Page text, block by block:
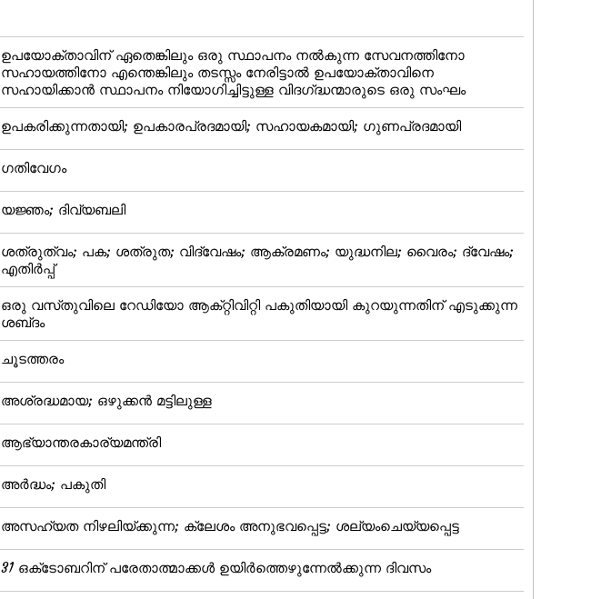
ഉപയോക്താവിന്‌ ഏതെങ്കിലും ഒരു സ്ഥാപനം നല്‍കുന്ന സേവനത്തിനോ
സഹായത്തിനോ എന്തെങ്കിലും തടസ്സം നേരിട്ടാല്‍ ഉപയോക്താവിനെ
സഹായിക്കാന്‍ സ്ഥാപനം നിയോഗിച്ചിട്ടുള്ള വിദഗ്‌ദ്ധന്മാരുടെ ഒരു സംഘം
ഉപകരിക്കുന്നതായി; ഉപകാരപ്രദമായി; സഹായകമായി; ഗുണപ്രദമായി
ഗതിവേഗം
യജ്ഞം; ദിവ്യബലി
ശത്രുത്വം; പക; ശത്രുത; വിദ്വേഷം; ആക്രമണം; യുദ്ധനില; വൈരം; ദ്വേഷം;
എതിര്‍പ്പ്
ഒരു വസ്‌തുവിലെ റേഡിയോ ആക്‌റ്റിവിറ്റി പകുതിയായി കുറയുന്നതിന്‌ എടുക്കുന്ന
ശബ്‌ദം
ചൂടത്തരം
അശ്രദ്ധമായ; ഒഴുക്കന്‍ മട്ടിലുള്ള
ആഭ്യാന്തരകാര്യമന്ത്രി
അര്‍ദ്ധം; പകുതി
അസഹ്യത നിഴലിയ്‌ക്കുന്ന; ക്ലേശം അനുഭവപ്പെട്ട; ശല്യംചെയ്യപ്പെട്ട
31 ഒക്‌ടോബറിന്‌ പരേതാത്മാക്കള്‍ ഉയിര്‍ത്തെഴുന്നേല്‍ക്കുന്ന ദിവസം